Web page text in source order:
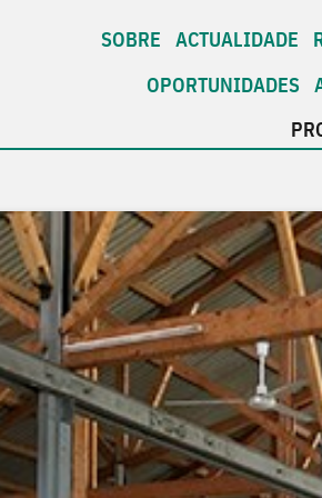
SOBRE ACTUALIDADE
OPORTUNIDADES